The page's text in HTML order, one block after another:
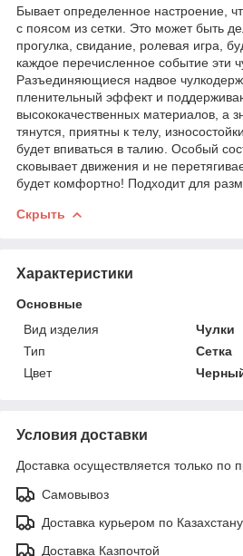
Бывает определенное настроение,
с поясом из сетки. Это может быть
прогулка, свидание, ролевая игра,
каждое перечисленное событие эти
Разъединяющиеся надвое
пленительный эффект и
высококачественных материалов, а
тянутся, приятны к телу,
будет впиваться в талию. Особый
сковывает движения и не
будет комфортно! Подходит для
Скрыть
Характеристики
Основные
Вид изделия
Чулки
Тип
Сетка
Цвет
Условия доставки
Доставка осуществляется только по
Самовывоз
Доставка курьером по Казахстану
Доставка Казпочтой